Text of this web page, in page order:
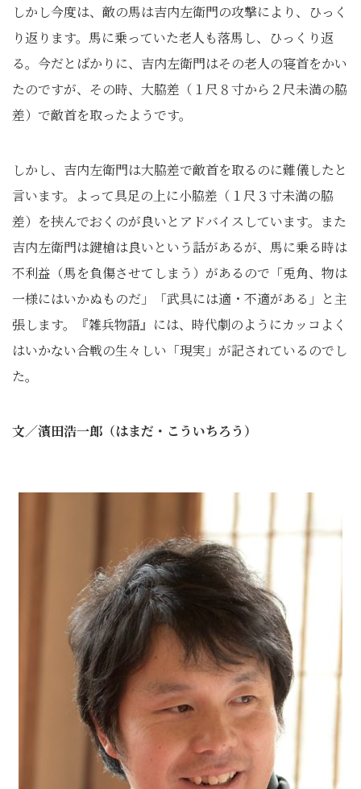
しかし今度は、敵の馬は吉内左衛門の攻撃により、ひっく
り返ります。馬に乗っていた老人も落馬し、ひっくり返
る。今だとばかりに、吉内左衛門はその老人の寝首をかい
たのですが、その時、大脇差（１尺８寸から２尺未満の脇
差）で敵首を取ったようです。
しかし、吉内左衛門は大脇差で敵首を取るのに難儀したと
言います。よって具足の上に小脇差（１尺３寸未満の脇
差）を挟んでおくのが良いとアドバイスしています。また
吉内左衛門は鍵槍は良いという話があるが、馬に乗る時は
不利益（馬を負傷させてしまう）があるので「兎角、物は
一様にはいかぬものだ」「武具には適・不適がある」と主
張します。『雑兵物語』には、時代劇のようにカッコよく
はいかない合戦の生々しい「現実」が記されているのでし
た。
文／濱田浩一郎（はまだ・こういちろう）